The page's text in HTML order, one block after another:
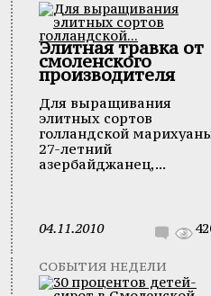
Элитная травка от
смоленского
производителя
Для выращивания
элитных сортов
голландской
27-летний
азербайджанец,...
04.11.2010
СОБЫТИЯ НЕДЕЛИ